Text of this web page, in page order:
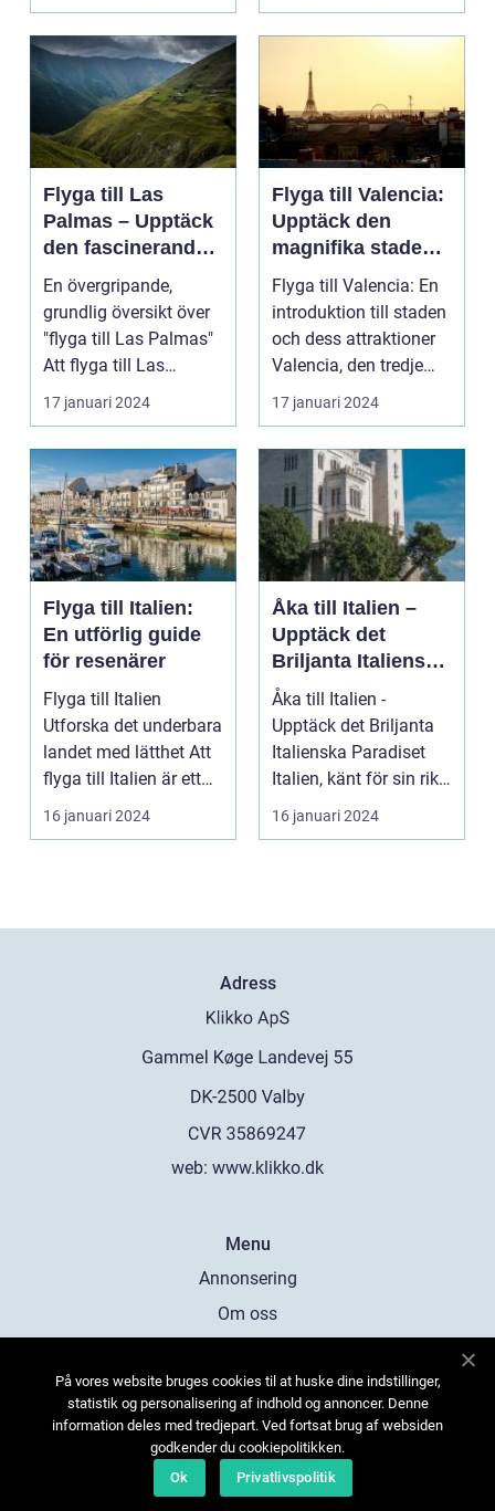
Flyga till Las
Palmas – Upptäck
den fascinerande
ögruppen
En övergripande,
grundlig översikt över
"flyga till Las Palmas"
Att flyga till Las
Palmas, beläget ...
17 januari 2024
Flyga till Valencia:
Upptäck den
magnifika staden
med sin rika
historia och kultur
Flyga till Valencia: En
introduktion till staden
och dess attraktioner
Valencia, den tredje
största...
17 januari 2024
Flyga till Italien:
En utförlig guide
för resenärer
Flyga till Italien
Utforska det underbara
landet med lätthet Att
flyga till Italien är ett
fantast...
16 januari 2024
Åka till Italien –
Upptäck det
Briljanta Italienska
Paradiset
Åka till Italien -
Upptäck det Briljanta
Italienska Paradiset
Italien, känt för sin rika
historia, ...
16 januari 2024
Adress
web: www.klikko.dk
Menu
Annonsering
Om oss
Kontakta oss
Sitemap
På vores website bruges cookies til at huske dine indstillinger,
statistik og personalisering af indhold og annoncer. Denne
information deles med tredjepart. Ved fortsat brug af websiden
godkender du cookiepolitikken.
Ok
Privatlivspolitik